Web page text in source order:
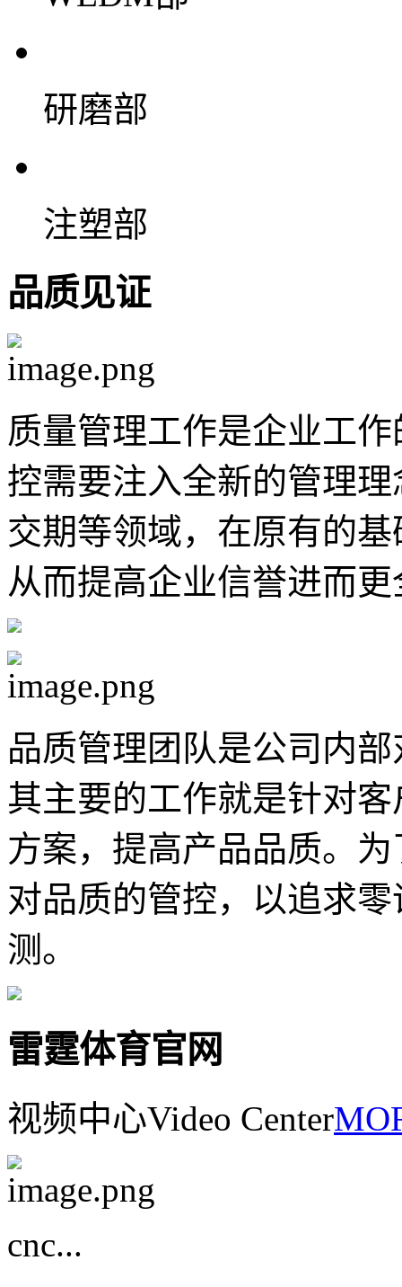
研磨部
注塑部
品质见证
质量管理工作是企业工
控需要注入全新的管理
交期等领域，在原有的
从而提高企业信誉进而
品质管理团队是公司内
其主要的工作就是针对
方案，提高产品品质。
对品质的管控，以追求
测。
雷霆体育官网
视频中心Video Center
cnc...